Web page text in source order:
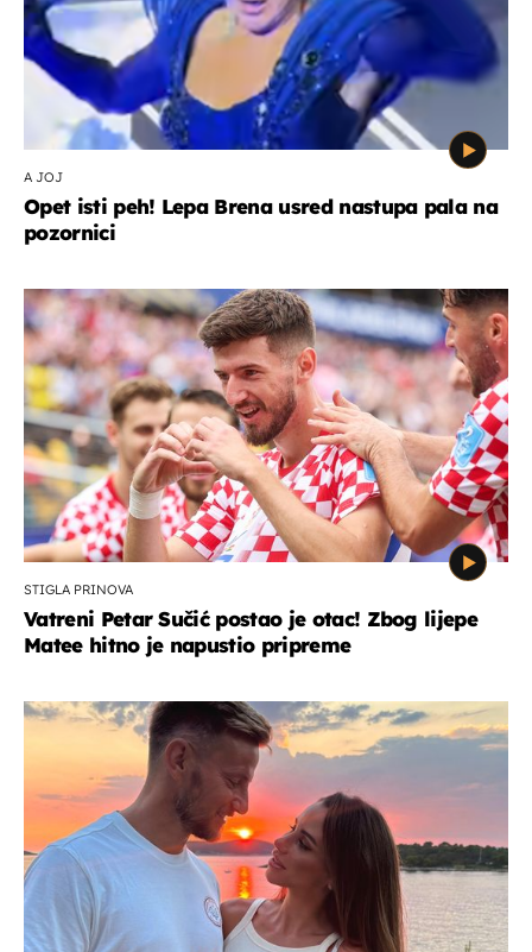
A JOJ
Opet isti peh! Lepa Brena usred nastupa pala na
pozornici
STIGLA PRINOVA
Vatreni Petar Sučić postao je otac! Zbog lijepe
Matee hitno je napustio pripreme